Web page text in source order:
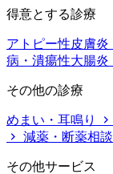
得意とする診療
アトピー性皮膚炎
病・潰瘍性大腸炎
その他の診療
めまい・耳鳴り
減薬・断薬相談
その他サービス